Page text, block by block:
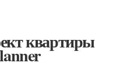
квартиры